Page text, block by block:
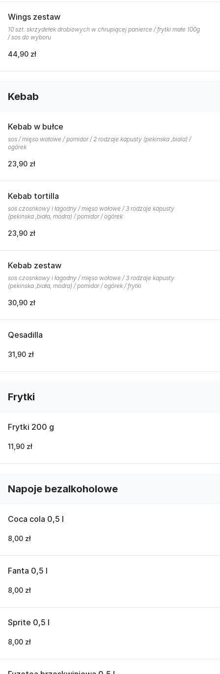
Wings zestaw
10 szt. skrzydełek drobiowych w chrupiącej panierce / frytki małe 100g
/ sos do wyboru
44,90 zł
Kebab
Kebab w bułce
sos / mięso wołowe / pomidor / 2 rodzaje kapusty (pekinska ,biala) /
ogórek
23,90 zł
Kebab tortilla
sos czosnkowy i łagodny / mięso wołowe / 3 rodzaje kapusty
(pekinska ,biała, modra) / pomidor / ogórek
23,90 zł
Kebab zestaw
sos czosnkowy i łagodny / mięso wołowe / 3 rodzaje kapusty
(pekinska ,biała, modra) / pomidor / ogórek / frytki
30,90 zł
Qesadilla
31,90 zł
Frytki
Frytki 200 g
11,90 zł
Napoje bezalkoholowe
Coca cola 0,5 l
8,00 zł
Fanta 0,5 l
8,00 zł
Sprite 0,5 l
8,00 zł